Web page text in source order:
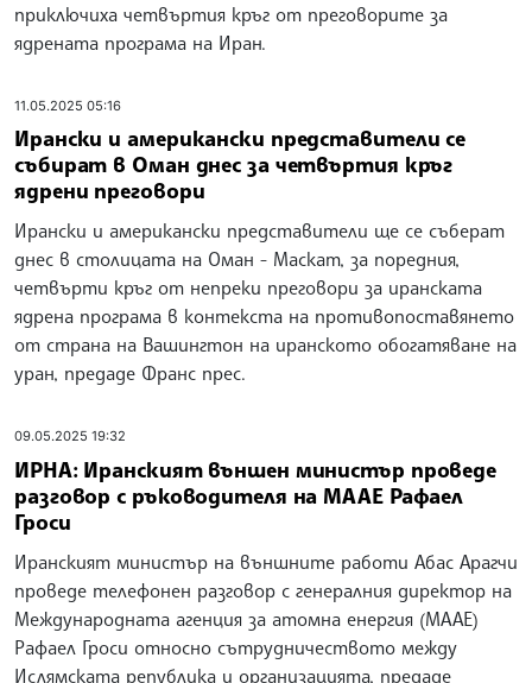
приключиха четвъртия кръг от преговорите за
ядрената програма на Иран.
11.05.2025 05:16
Ирански и американски представители се
събират в Оман днес за четвъртия кръг
ядрени преговори
Ирански и американски представители ще се съберат
днес в столицата на Оман - Маскат, за поредния,
четвърти кръг от непреки преговори за иранската
ядрена програма в контекста на противопоставянето
от страна на Вашингтон на иранското обогатяване на
уран, предаде Франс прес.
09.05.2025 19:32
ИРНА: Иранският външен министър проведе
разговор с ръководителя на МААЕ Рафаел
Гроси
Иранският министър на външните работи Абас Арагчи
проведе телефонен разговор с генералния директор на
Международната агенция за атомна енергия (МААЕ)
Рафаел Гроси относно сътрудничеството между
Ислямската република и организацията, предаде